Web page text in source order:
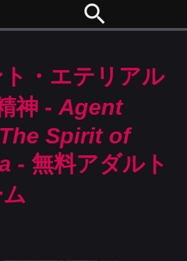
search
・エテリアル
神 -Agent
Spirit of
- 無料アダルト